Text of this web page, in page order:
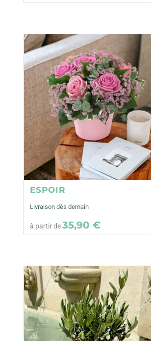
ESPOIR
Livraison dès demain
à partir de35,90 €